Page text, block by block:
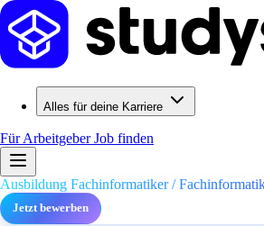
Alles für deine Karriere
Für ArbeitgeberJob finden
Ausbildung Fachinformatiker /
Jetzt bewerben